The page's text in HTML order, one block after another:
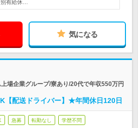
有給休…
気になる
場企業グループ/寮あり/20代で年収550万円
【配送ドライバー】★年間休日120日
急募 転勤なし 学歴不問